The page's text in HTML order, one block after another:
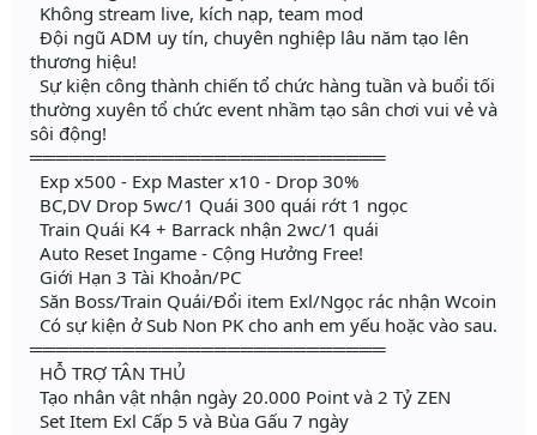
Không stream live, kích nạp, team mod
Đội ngũ ADM uy tín, chuyên nghiệp lâu năm tạo lên
thương hiệu!
Sự kiện công thành chiến tổ chức hàng tuần và buổi tối
thường xuyên tổ chức event nhầm tạo sân chơi vui vẻ và
sôi động!
═══════════════════════════
Exp x500 - Exp Master x10 - Drop 30%
BC,DV Drop 5wc/1 Quái 300 quái rớt 1 ngọc
Train Quái K4 + Barrack nhận 2wc/1 quái
Auto Reset Ingame - Cộng Hưởng Free!
Giới Hạn 3 Tài Khoản/PC
Săn Boss/Train Quái/Đổi item Exl/Ngọc rác nhận Wcoin
Có sự kiện ở Sub Non PK cho anh em yếu hoặc vào sau.
═══════════════════════════
HỖ TRỢ TÂN THỦ
Tạo nhân vật nhận ngày 20.000 Point và 2 Tỷ ZEN
Set Item Exl Cấp 5 và Bùa Gấu 7 ngày